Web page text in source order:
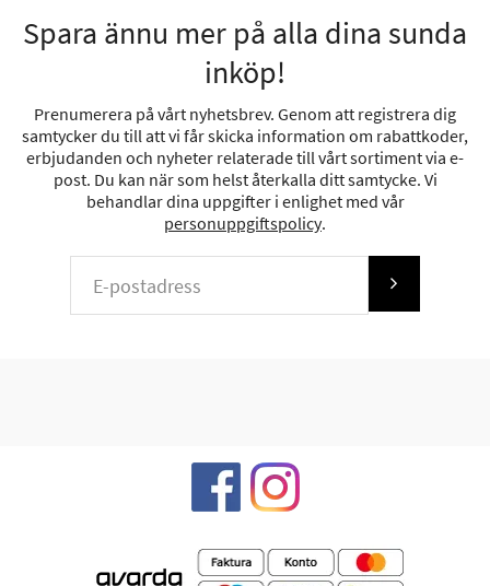
Spara ännu mer på alla dina sunda
inköp!
Prenumerera på vårt nyhetsbrev. Genom att registrera dig
samtycker du till att vi får skicka information om rabattkoder,
erbjudanden och nyheter relaterade till vårt sortiment via e-
post. Du kan när som helst återkalla ditt samtycke. Vi
behandlar dina uppgifter i enlighet med vår
personuppgiftspolicy.